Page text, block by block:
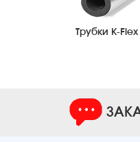
Трубки K-Flex